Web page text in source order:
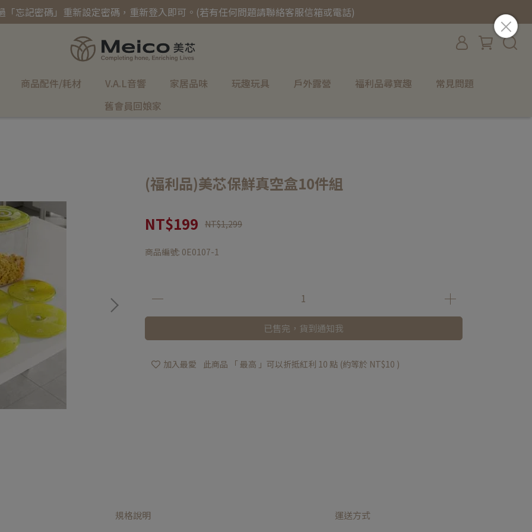
「忘記密碼」重新設定密碼，重新登入即可。(若有任何問題請聯絡客服信箱或電話)
商品配件/耗材 V.A.L音響 家居品味 玩趣玩具 戶外露營 福利品尋寶趣
常見問題
舊會員回娘家
(福利品)美芯保鮮真空盒10件組
NT$199 NT$1,299
商品編號: 0E0107-1
已售完，貨到通知我
加入最愛 此商品 「 最高 」可以折抵紅利 10 點 (約等於 NT$10 )
規格說明 運送方式